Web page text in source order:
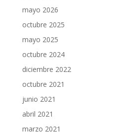
mayo 2026
octubre 2025
mayo 2025
octubre 2024
diciembre 2022
octubre 2021
junio 2021
abril 2021
marzo 2021